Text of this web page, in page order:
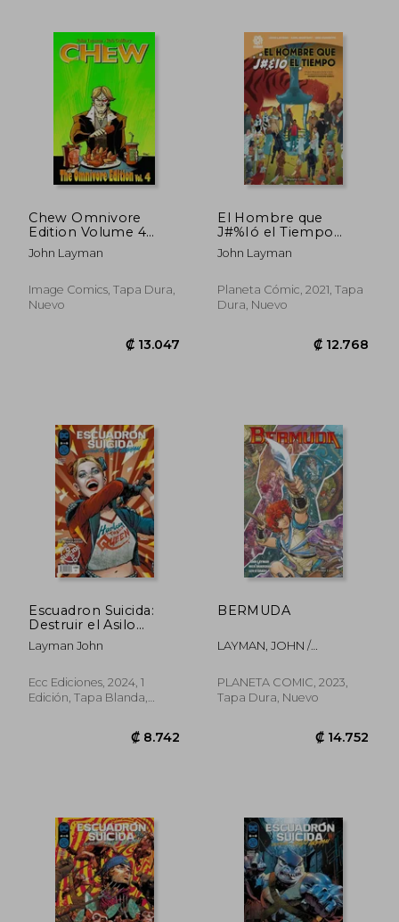
₡ 8.742 ₡
Chew Omnivore
Edition Volume 4
(Chew Omnivore Ed
Hc)
John Layman
Image Comics, Tapa Dura,
Nuevo
El Hombre que
J#%Ió el Tiempo
(Independientes Usa)
John Layman
Planeta Cómic, 2021, Tapa
Dura, Nuevo
Escuadron Suicida:
Destruir el Asilo
Arkham 3 de 5
Layman John
Ecc Ediciones, 2024, 1
Edición, Tapa Blanda,
BERMUDA
LAYMAN, JOHN /
PLANETA COMIC, 2023,
Tapa Dura, Nuevo